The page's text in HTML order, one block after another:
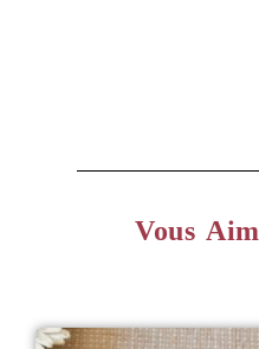
Vous